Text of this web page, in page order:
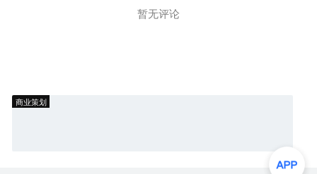
暂无评论
商业策划